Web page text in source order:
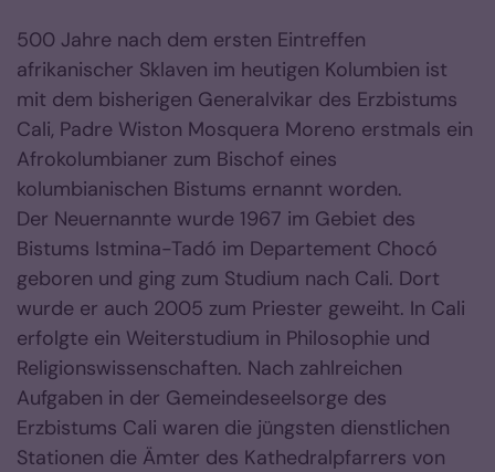
500 Jahre nach dem ersten Eintreffen
afrikanischer Sklaven im heutigen Kolumbien ist
mit dem bisherigen Generalvikar des Erzbistums
Cali, Padre Wiston Mosquera Moreno erstmals ein
Afrokolumbianer zum Bischof eines
kolumbianischen Bistums ernannt worden.
Der Neuernannte wurde 1967 im Gebiet des
Bistums Istmina-Tadó im Departement Chocó
geboren und ging zum Studium nach Cali. Dort
wurde er auch 2005 zum Priester geweiht. In Cali
erfolgte ein Weiterstudium in Philosophie und
Religionswissenschaften. Nach zahlreichen
Aufgaben in der Gemeindeseelsorge des
Erzbistums Cali waren die jüngsten dienstlichen
Stationen die Ämter des Kathedralpfarrers von